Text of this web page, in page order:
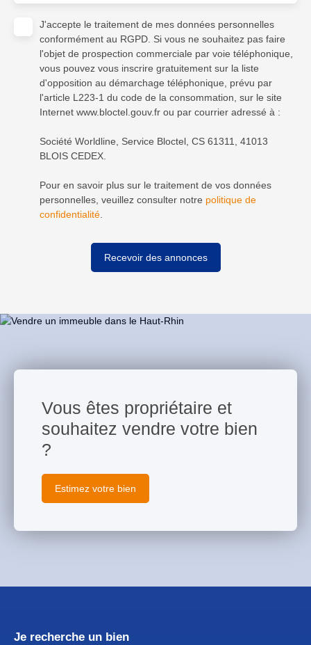
J'accepte le traitement de mes données personnelles
conformément au RGPD. Si vous ne souhaitez pas faire
l'objet de prospection commerciale par voie téléphonique,
vous pouvez vous inscrire gratuitement sur la liste
d'opposition au démarchage téléphonique, prévu par
l'article L223-1 du code de la consommation, sur le site
Internet www.bloctel.gouv.fr ou par courrier adressé à :
Société Worldline, Service Bloctel, CS 61311, 41013
BLOIS CEDEX.
Pour en savoir plus sur le traitement de vos données
personnelles, veuillez consulter notre politique de
confidentialité.
Recevoir des annonces
Vous êtes propriétaire et
souhaitez vendre votre bien
?
Estimez votre bien
Je recherche un bien